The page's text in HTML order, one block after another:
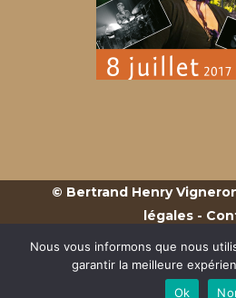
© Bertrand Henry
légales -
L’abus d’alcool est
consommer avec
pas être consommé par les
Nous vous informons que nous
garantir la meilleure
Ok